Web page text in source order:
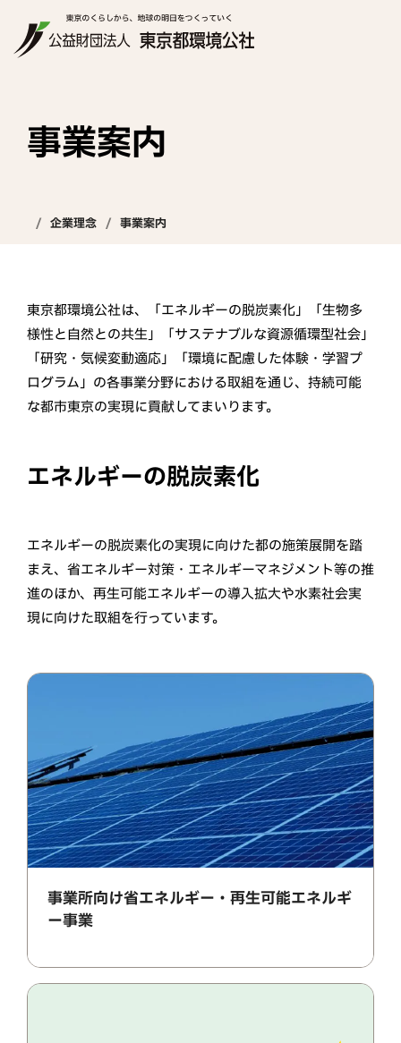
事業案内
企業理念 事業案内
東京都環境公社は、「エネルギーの脱炭素化」「生物多
様性と自然との共生」「サステナブルな資源循環型社会」
「研究・気候変動適応」「環境に配慮した体験・学習プ
ログラム」の各事業分野における取組を通じ、持続可能
な都市東京の実現に貢献してまいります。
エネルギーの脱炭素化
エネルギーの脱炭素化の実現に向けた都の施策展開を踏
まえ、省エネルギー対策・エネルギーマネジメント等の推
進のほか、再生可能エネルギーの導入拡大や水素社会実
現に向けた取組を行っています。
事業所向け省エネルギー・再生可能エネルギ
ー事業